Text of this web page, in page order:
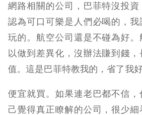
網路相關的公司，巴菲特沒投
認為可口可樂是人們必喝的，
玩的。航空公司還是不碰為好
以做到差異化，沒辦法賺到錢
值。這是巴菲特教我的，省了我好
便宜就買。如果連老巴都不信，
己覺得真正瞭解的公司，很少
閱讀
獎勵
任一文